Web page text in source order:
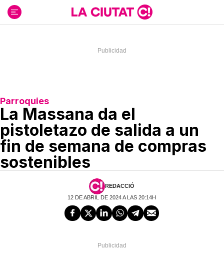
contenido
Parroquies
La Massana da el
pistoletazo de salida a un
fin de semana de compras
sostenibles
REDACCIÓ
12 DE ABRIL DE 2024 A LAS 20:14H